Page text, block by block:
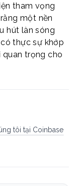
tham vọng
một nền
hút làn sóng
thực sự khớp
quan trọng cho
tôi tại Coinbase